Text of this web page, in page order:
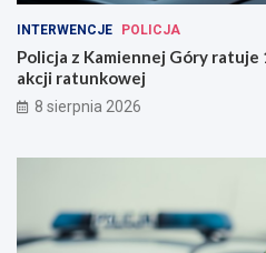
INTERWENCJE POLICJA
Policja z Kamiennej Góry
akcji ratunkowej
8 sierpnia 2026